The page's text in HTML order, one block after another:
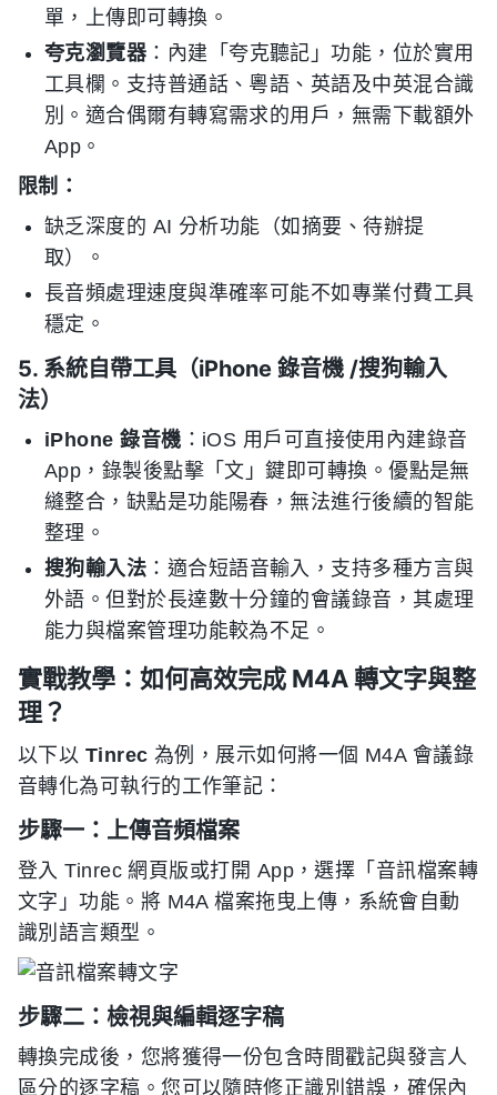
單，上傳即可轉換。
夸克瀏覽器 ：內建「夸克聽記」功能，位於實用
工具欄。支持普通話、粵語、英語及中英混合識
別。適合偶爾有轉寫需求的用戶，無需下載額外
App。
限制：
缺乏深度的 AI 分析功能（如摘要、待辦提
取）。
長音頻處理速度與準確率可能不如專業付費工具
穩定。
5. 系統自帶工具（iPhone 錄音機 /搜狗輸入
法）
iPhone 錄音機 ：iOS 用戶可直接使用內建錄音
App，錄製後點擊「文」鍵即可轉換。優點是無
縫整合，缺點是功能陽春，無法進行後續的智能
整理。
搜狗輸入法 ：適合短語音輸入，支持多種方言與
外語。但對於長達數十分鐘的會議錄音，其處理
能力與檔案管理功能較為不足。
實戰教學：如何高效完成 M4A 轉文字與整
理？
以下以 Tinrec 為例，展示如何將一個 M4A 會議錄
音轉化為可執行的工作筆記：
步驟一：上傳音頻檔案
登入 Tinrec 網頁版或打開 App，選擇「音訊檔案轉
文字」功能。將 M4A 檔案拖曳上傳，系統會自動
識別語言類型。
步驟二：檢視與編輯逐字稿
轉換完成後，您將獲得一份包含時間戳記與發言人
區分的逐字稿。您可以隨時修正識別錯誤，確保內